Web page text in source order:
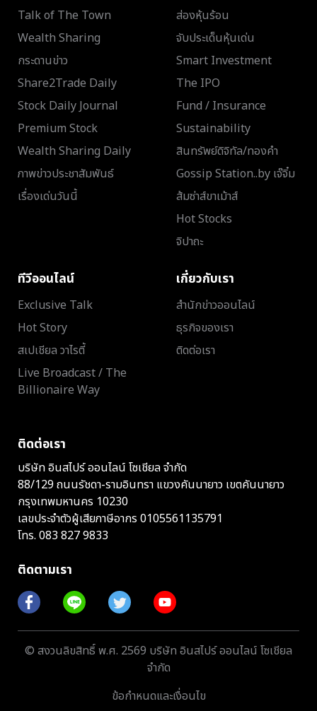
Talk of The Town
Wealth Sharing
กระดานข่าว
Share2Trade Daily
Stock Daily Journal
Premium Stock
Wealth Sharing Daily
ภาพข่าวประชาสัมพันธ์
เรื่องเด่นวันนี้
ส่องหุ้นร้อน
จับประเด็นหุ้นเด่น
Smart Investment
The IPO
Fund / Insurance
Sustainability
สินทรัพย์ดิจิทัล/ทองคำ
Gossip Station..by เจ๊จิ๋ม
ส้มซ่าส์ขาเม้าส์
Hot Stocks
จิปาถะ
ทีวีออนไลน์
Exclusive Talk
Hot Story
สเปเชียล วาไรตี้
Live Broadcast / The
Billionaire Way
เกี่ยวกับเรา
สำนักข่าวออนไลน์
ธุรกิจของเรา
ติดต่อเรา
ติดต่อเรา
บริษัท อินสไปร์ ออนไลน์ โซเชียล จำกัด
88/129 ถนนรัชดา-รามอินทรา แขวงคันนายาว เขตคันนายาว
กรุงเทพมหานคร 10230
เลขประจำตัวผู้เสียภาษีอากร 0105561135791
โทร. 083 827 9833
ติดตามเรา
© สงวนลิขสิทธิ์ พ.ศ. 2569 บริษัท อินสไปร์ ออนไลน์ โซเชียล
จำกัด
ข้อกำหนดและเงื่อนไข